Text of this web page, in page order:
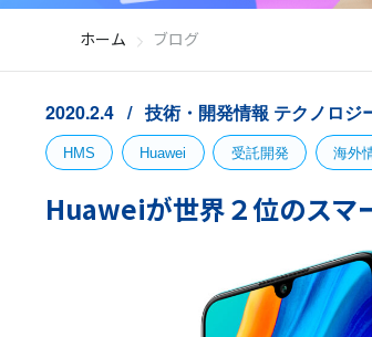
ホーム ブログ
2020.2.4 技術・開発情報 テクノロジ
HMS Huawei 受託開発 海外
Huaweiが世界２位のスマ